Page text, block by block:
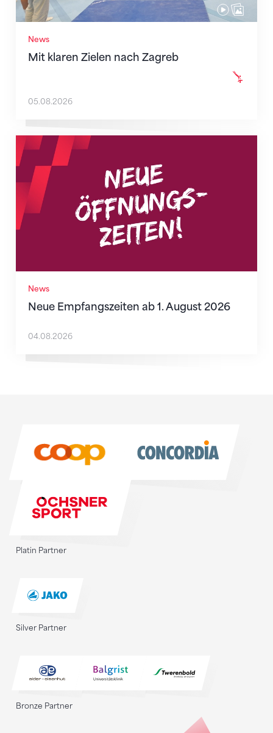
News
Mit klaren Zielen nach Zagreb
05.08.2026
News
Neue Empfangszeiten ab 1. August 2026
Neue Empfangszeiten ab 1. August 2026
04.08.2026
Platin Partner
Silver Partner
Bronze Partner